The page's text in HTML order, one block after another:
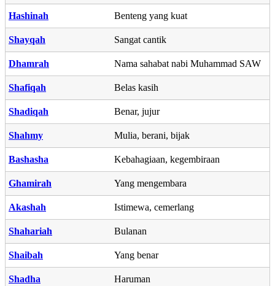
Hashinah Benteng yang kuat
Shayqah Sangat cantik
Dhamrah Nama sahabat nabi Muhammad SAW
Shafiqah Belas kasih
Shadiqah Benar, jujur
Shahmy Mulia, berani, bijak
Bashasha Kebahagiaan, kegembiraan
Ghamirah Yang mengembara
Akashah Istimewa, cemerlang
Shahariah Bulanan
Shaibah Yang benar
Shadha Haruman